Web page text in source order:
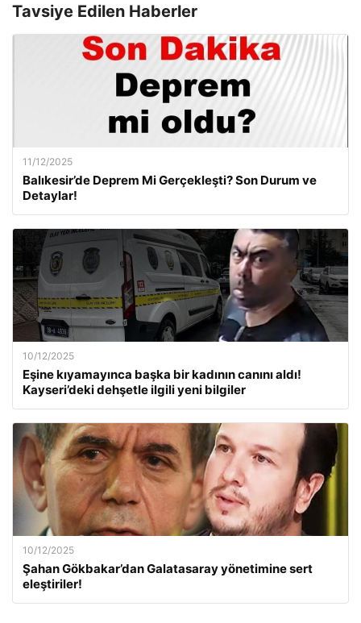
Tavsiye Edilen Haberler
11/12/2025
Balıkesir’de Deprem Mi Gerçekleşti? Son Durum ve
Detaylar!
10/12/2025
Eşine kıyamayınca başka bir kadının canını aldı!
Kayseri’deki dehşetle ilgili yeni bilgiler
10/12/2025
Şahan Gökbakar’dan Galatasaray yönetimine sert
eleştiriler!